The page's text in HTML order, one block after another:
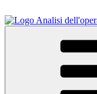
al
contenuto
ADO Analisi dell'opera
Osservare le opere